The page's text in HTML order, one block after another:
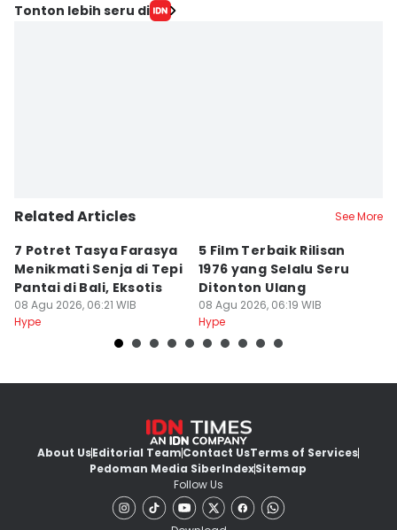
Tonton lebih seru di
Related Articles See More
7 Potret Tasya Farasya
Menikmati Senja di Tepi
Pantai di Bali, Eksotis
08 Agu 2026, 06:21 WIB
Hype
5 Film Terbaik Rilisan
1976 yang Selalu Seru
Ditonton Ulang
08 Agu 2026, 06:19 WIB
Hype
About UsEditorial TeamContact UsTerms of Services
Pedoman Media SiberIndexSitemap
Follow Us